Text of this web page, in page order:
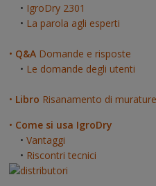
• IgroDry 2301
• La parola agli esperti
• Q&A Domande e risposte
• Le domande degli utenti
• Libro Risanamento di
• Come si usa IgroDry
•Vantaggi
• Riscontri tecnici